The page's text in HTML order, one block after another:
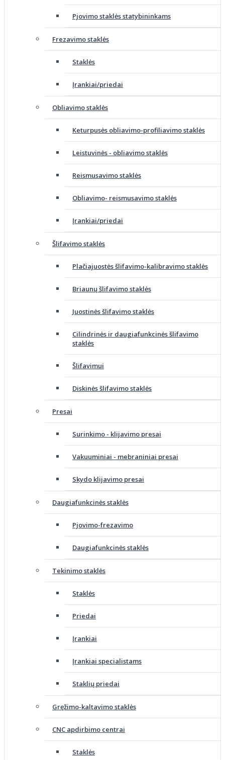
Pjovimo staklės statybininkams
Frezavimo staklės
Staklės
Įrankiai/priedai
Obliavimo staklės
Keturpusės obliavimo-profiliavimo staklės
Leistuvinės - obliavimo staklės
Reismusavimo staklės
Obliavimo- reismusavimo staklės
Įrankiai/priedai
Šlifavimo staklės
Plačiajuostės šlifavimo-kalibravimo staklės
Briaunų šlifavimo staklės
Juostinės šlifavimo staklės
Cilindrinės ir daugiafunkcinės šlifavimo
staklės
Šlifavimui
Diskinės šlifavimo staklės
Presai
Surinkimo - klijavimo presai
Vakuuminiai - mebraniniai presai
Skydo klijavimo presai
Daugiafunkcinės staklės
Pjovimo-frezavimo
Daugiafunkcinės staklės
Tekinimo staklės
Staklės
Priedai
Įrankiai
Įrankiai specialistams
Staklių priedai
Gręžimo-kaltavimo staklės
CNC apdirbimo centrai
Staklės